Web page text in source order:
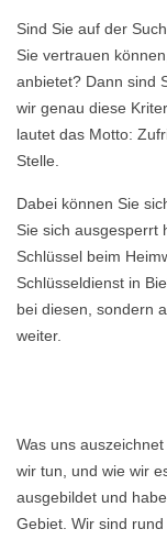
Sind Sie auf der
Sie vertrauen
anbietet? Dann sind
wir genau diese
lautet das Motto:
Stelle.
Dabei können Sie
Sie sich ausgesperrt
Schlüssel beim
Schlüsseldienst in
bei diesen, sondern
weiter.
Was uns
wir tun, und wie wir
ausgebildet und
Gebiet. Wir sind